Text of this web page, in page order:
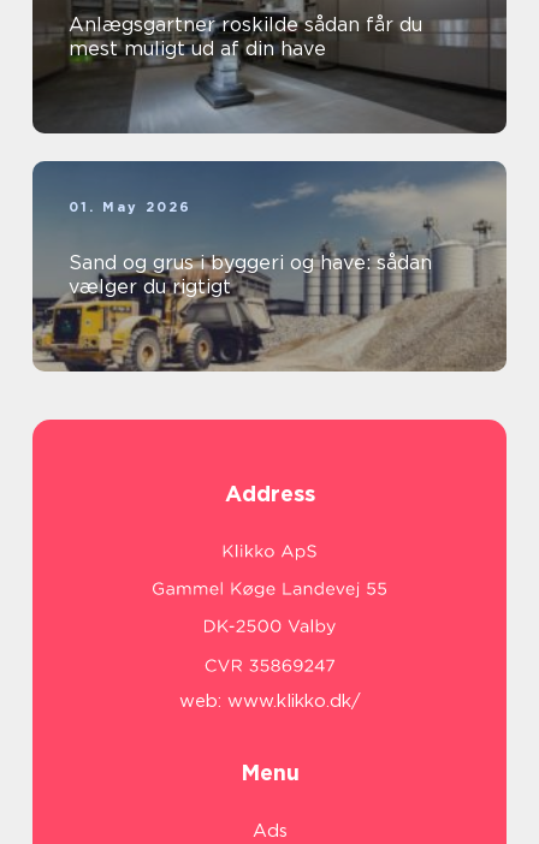
Anlægsgartner roskilde sådan får du
mest muligt ud af din have
01. May 2026
Sand og grus i byggeri og have: sådan
vælger du rigtigt
Address
web: www.klikko.dk/
Menu
Ads